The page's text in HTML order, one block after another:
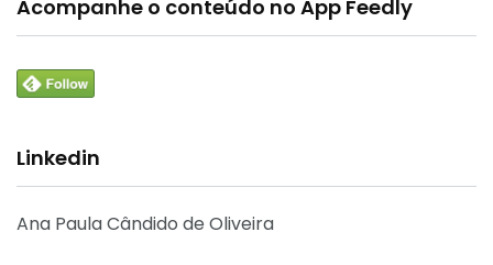
Acompanhe o conteúdo no App Feedly
Linkedin
Ana Paula Cândido de Oliveira